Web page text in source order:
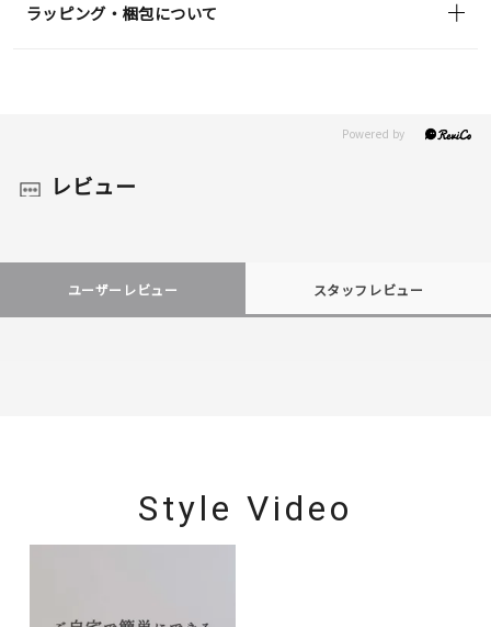
ラッピング・梱包について
レビュー
ユーザーレビュー スタッフレビュー
Style Video